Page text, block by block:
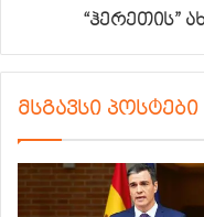
“ჰერეთის”
მსგავსი პოსტები